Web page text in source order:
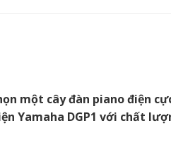
một cây đàn piano điện
Yamaha DGP1 với chất